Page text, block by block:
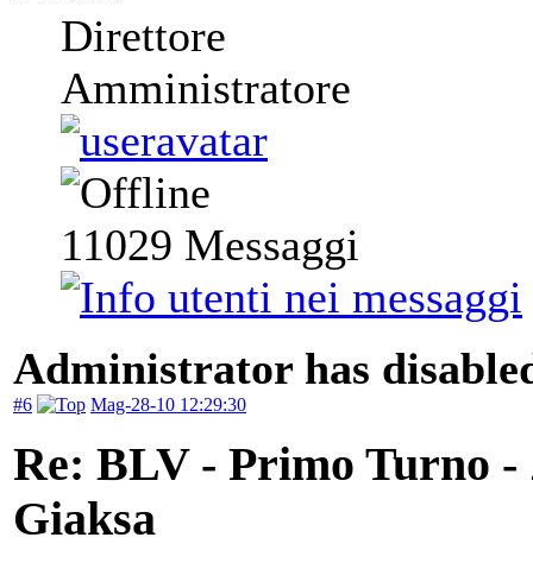
Direttore
Amministratore
11029 Messaggi
Administrator has
#6 Mag-28-10 12:29:30
Re: BLV - Primo Turno
Giaksa